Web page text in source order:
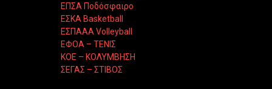
ΕΠΣΑ Ποδόσφαιρο
ΕΣΚΑ Basketball
ΕΣΠΑΑΑ Volleyball
ΕΦΟΑ – ΤΕΝΙΣ
ΚΟΕ – ΚΟΛΥΜΒΗΣΗ
ΣΕΓΑΣ – ΣΤΙΒΟΣ